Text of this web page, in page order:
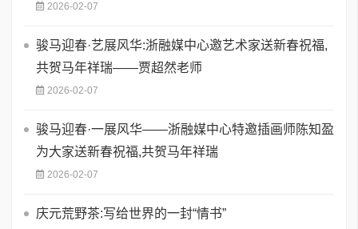
2026-02-07
骏马迎春·艺展风华:浙融媒中心邀艺术家送新春祝福,
共贺马年祥瑞——贾超然老师
2026-02-07
骏马迎春·一展风华——浙融媒中心特邀插画师陈知盈
为大家送新春祝福,共贺马年祥瑞
2026-02-07
庆元荒野茶:写给世界的一封“情书”